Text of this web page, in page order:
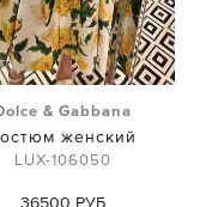
& Gabbana
женский
LUX-106050
36500 РУБ